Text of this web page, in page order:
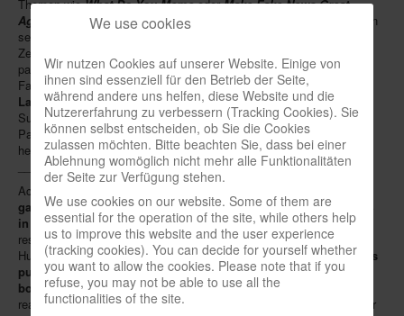
Neuheiten-New Games
Köpfe-Heads
Preise-Awards
Branchen-/Wirtschaftsnews
Interviews
Crowdfunding
Veranstaltungen-Events
In eigener Sache-On our own behalf
Archivierte Meldungen-News archive
Themen wieWhat Do You MemeoderMake Fake News Great
Again
. Erst Anfang 2020 hatte Hutter die Puzzles der Marke
in
sein Vertriebssortiment aufgenommen und damit einen günstigen
Zeitpunkt erwischt, bevor die Warengruppe zu ihrem
pandemiebedingten Höhenflug ansetzte. Das Bild zeigt das
FamilienspielCaptain Wonder Cape vonCarlo
Lanzavecchia undWalter Obert, in dem Toilettenpapier zum
Superhelden-Umhang wird; durch Beträufeln mit Wasser wird das
Papier immer weicher, bis die darauf liegenden Häufchen schließlich
herunterfallen. (th)
_____
According to the Bavarian games distributor
gamesby its own labelHUCH!and partner publishersrose by 56 %
in the first quarter ; this figure is based on data from the market
researcher npd group / Eurotoys. In percentage terms, this made
Hutter - according to its own statement - thefastest-growing games
publisher in Germany. In addition to theincreased demand for
board games and especially puzzles , the company sees another
reason for this in its own product range, which offered something "for
We use cookies
Wir nutzen Cookies auf unserer Website. Einige von
ihnen sind essenziell für den Betrieb der Seite,
während andere uns helfen, diese Website und die
Nutzererfahrung zu verbessern (Tracking Cookies). Sie
können selbst entscheiden, ob Sie die Cookies
zulassen möchten. Bitte beachten Sie, dass bei einer
Ablehnung womöglich nicht mehr alle Funktionalitäten
der Seite zur Verfügung stehen.
We use cookies on our website. Some of them are
essential for the operation of the site, while others help
us to improve this website and the user experience
(tracking cookies). You can decide for yourself whether
you want to allow the cookies. Please note that if you
refuse, you may not be able to use all the
functionalities of the site.